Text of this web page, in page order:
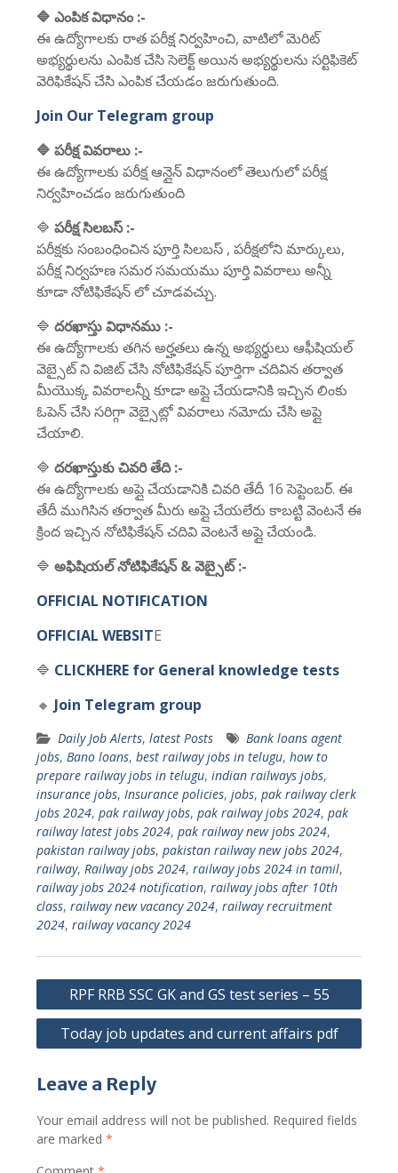
🔷 ఎంపిక విధానం :-
ఈ ఉద్యోగాలకు రాత పరీక్ష నిర్వహించి, వాటిలో మెరిట్
అభ్యర్థులను ఎంపిక చేసి సెలెక్ట్ అయిన అభ్యర్థులను సర్టిఫికెట్
వెరిఫికేషన్ చేసి ఎంపిక చేయడం జరుగుతుంది.
Join Our Telegram group
🔷 పరీక్ష వివరాలు :-
ఈ ఉద్యోగాలకు పరీక్ష ఆన్లైన్ విధానంలో తెలుగులో పరీక్ష
నిర్వహించడం జరుగుతుంది
🔷 పరీక్ష సిలబస్ :-
పరీక్షకు సంబంధించిన పూర్తి సిలబస్ , పరీక్షలోని మార్కులు,
పరీక్ష నిర్వహణ సమర సమయము పూర్తి వివరాలు అన్నీ
కూడా నోటిఫికేషన్ లో చూడవచ్చు.
🔷 దరఖాస్తు విధానము :-
ఈ ఉద్యోగాలకు తగిన అర్హతలు ఉన్న అభ్యర్థులు ఆఫీషియల్
వెబ్సైట్ ని విజిట్ చేసి నోటిఫికేషన్ పూర్తిగా చదివిన తర్వాత
మీయొక్క వివరాలన్నీ కూడా అప్లై చేయడానికి ఇచ్చిన లింకు
ఓపెన్ చేసి సరిగ్గా వెబ్సైట్లో వివరాలు నమోదు చేసి అప్లై
చేయాలి.
🔷 దరఖాస్తుకు చివరి తేది :-
ఈ ఉద్యోగాలకు అప్లై చేయడానికి చివరి తేదీ 16 సెప్టెంబర్. ఈ
తేదీ ముగిసిన తర్వాత మీరు అప్లై చేయలేరు కాబట్టి వెంటనే ఈ
క్రింద ఇచ్చిన నోటిఫికేషన్ చదివి వెంటనే అప్లై చేయండి.
🔷 అఫిషియల్ నోటిఫికేషన్ & వెబ్సైట్ :-
OFFICIAL NOTIFICATION
OFFICIAL WEBSITE
🔷 CLICKHERE for General knowledge tests
🔸 Join Telegram group
Daily Job Alerts, latest Posts
Bank loans agent
jobs, Bano loans, best railway jobs in telugu, how to
prepare railway jobs in telugu, indian railways jobs,
insurance jobs, Insurance policies, jobs, pak railway clerk
jobs 2024, pak railway jobs, pak railway jobs 2024, pak
railway latest jobs 2024, pak railway new jobs 2024,
pakistan railway jobs, pakistan railway new jobs 2024,
railway, Railway jobs 2024, railway jobs 2024 in tamil,
railway jobs 2024 notification, railway jobs after 10th
class, railway new vacancy 2024, railway recruitment
2024, railway vacancy 2024
Post
navigation
RPF RRB SSC GK and GS test series – 55
Today job updates and current affairs pdf
Leave a Reply
Your email address will not be published. Required fields
are marked *